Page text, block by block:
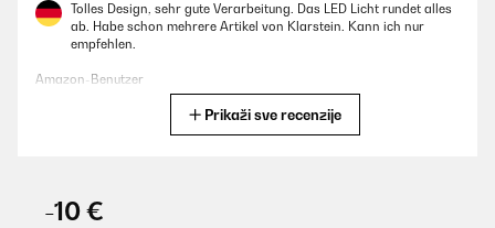
Tolles Design, sehr gute Verarbeitung. Das LED Licht rundet alles
ab. Habe schon mehrere Artikel von Klarstein. Kann ich nur
empfehlen.
Amazon-Benutzer
Prikaži sve recenzije
-10 €